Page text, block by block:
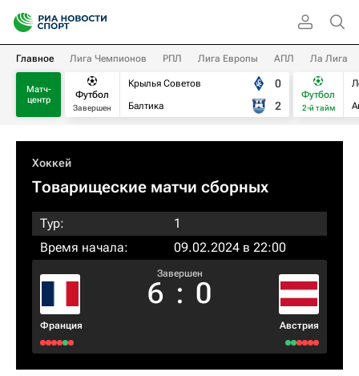
Главное Лига Чемпионов РПЛ Лига Европы АПЛ Ла Лига
Матч-
центр
Футбол
Завершен
Крылья Советов
Балтика
0
2
Футбол
2-й тайм
Хоккей
Товарищеские матчи сборных
Тур:
1
Время начала:
09.02.2024 в 22:00
Франция
Завершен
6 : 0
Австрия